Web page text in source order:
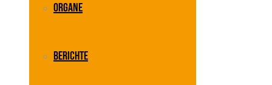
Organe
Berichte